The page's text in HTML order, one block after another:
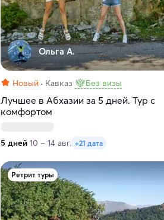
Ольга А.
Новый Кавказ Без визы
Лучшее в Абхазии за 5 дней. Тур с
комфортом
5 дней 10 – 14 авг. +21 дата
Ретрит туры